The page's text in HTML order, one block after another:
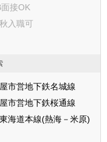
接OK
入職可
市営地下鉄名城線
市営地下鉄桜通線
東海道本線(熱海－米原)